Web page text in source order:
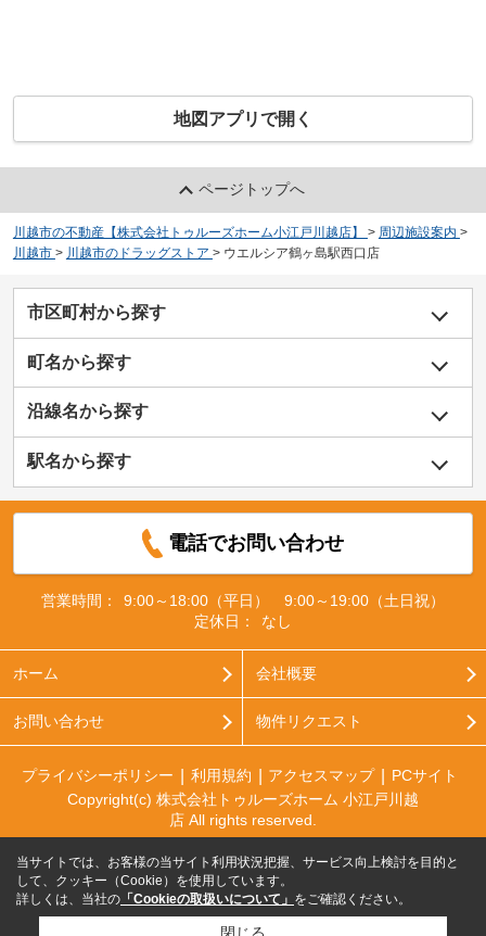
地図アプリで開く
ページトップへ
川越市の不動産【株式会社トゥルーズホーム小江戸川越店】 > 周辺施設案内 >
川越市 > 川越市のドラッグストア > ウエルシア鶴ヶ島駅西口店
市区町村から探す
町名から探す
沿線名から探す
駅名から探す
電話でお問い合わせ
営業時間：
9:00～18:00（平日） 9:00～19:00（土日祝）
定休日：
なし
ホーム 会社概要
お問い合わせ 物件リクエスト
プライバシーポリシー 利用規約 アクセスマップ
PCサイト
Copyright(c) 株式会社トゥルーズホーム 小江戸川越
店 All rights reserved.
当サイトでは、お客様の当サイト利用状況把握、サービス向上検討を目的と
して、クッキー（Cookie）を使用しています。
詳しくは、当社の 「Cookieの取扱いについて」 をご確認ください。